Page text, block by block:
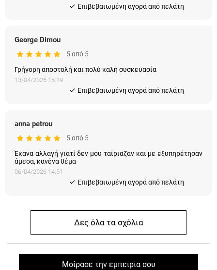
Eπιβεβαιωμένη αγορά από πελάτη
George Dimou
5 από 5
Γρήγορη αποστολή και πολύ καλή συσκευασία
13/04/2026 15:19
Eπιβεβαιωμένη αγορά από πελάτη
anna petrou
5 από 5
Έκανα αλλαγή γιατί δεν μου ταίριαζαν και με εξυπηρέτησαν
άμεσα, κανένα θέμα
06/04/2026 14:51
Eπιβεβαιωμένη αγορά από πελάτη
Δες όλα τα σχόλια
Μοίρασε την εμπειρία σου